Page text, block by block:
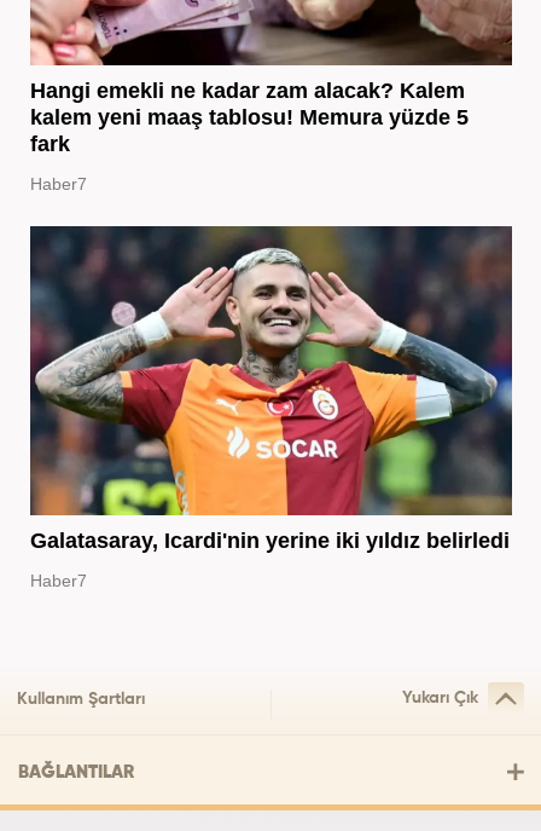
Hangi emekli ne kadar zam alacak? Kalem
kalem yeni maaş tablosu! Memura yüzde 5
fark
Haber7
Galatasaray, Icardi'nin yerine iki yıldız belirledi
Haber7
Kullanım Şartları Yukarı Çık
BAĞLANTILAR